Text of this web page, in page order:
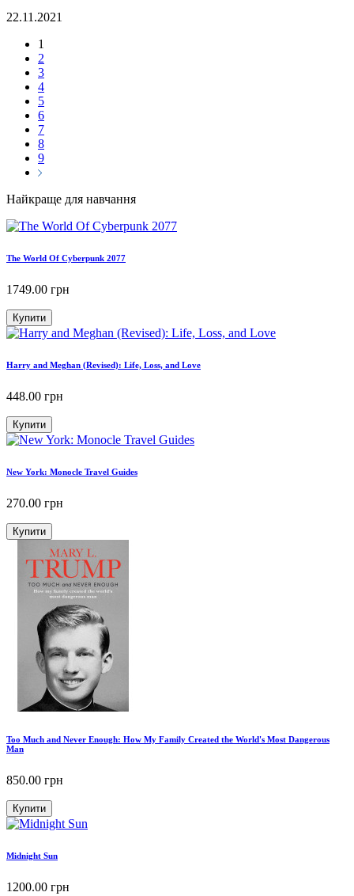
22.11.2021
1
2
3
4
5
6
7
8
9
Найкраще для навчання
The World Of Cyberpunk 2077
1749.00 грн
Купити
Harry and Meghan (Revised): Life, Loss, and Love
448.00 грн
Купити
New York: Monocle Travel Guides
270.00 грн
Купити
Too Much and Never Enough: How My Family Created the World's Most Dangerous
Man
850.00 грн
Купити
Midnight Sun
1200.00 грн